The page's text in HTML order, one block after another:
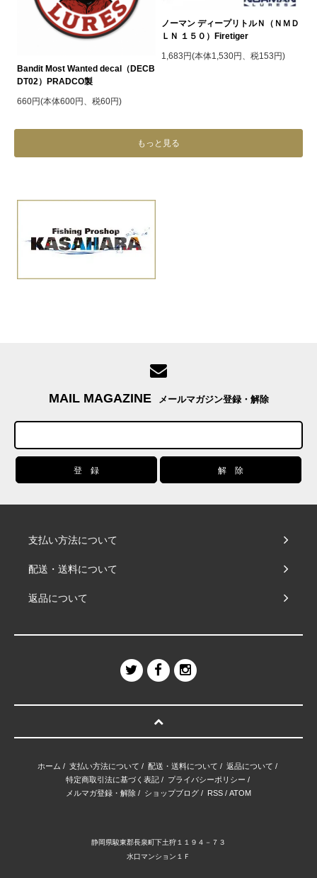
Bandit Most Wanted decal（DECB
DT02）PRADCO製
660円(本体600円、税60円)
ノーマン ディープリトルＮ（ＮＭＤ
ＬＮ １５０）Firetiger
1,683円(本体1,530円、税153円)
もっと見る
MAIL MAGAZINE メールマガジン登録・解除
支払い方法について
配送・送料について
返品について
ホーム / 支払い方法について / 配送・送料について / 返品について /
特定商取引法に基づく表記/ プライバシーポリシー /
メルマガ登録・解除 / ショップブログ / RSS / ATOM
静岡県駿東郡長泉町下土狩１１９４－７３
水口マンション１Ｆ